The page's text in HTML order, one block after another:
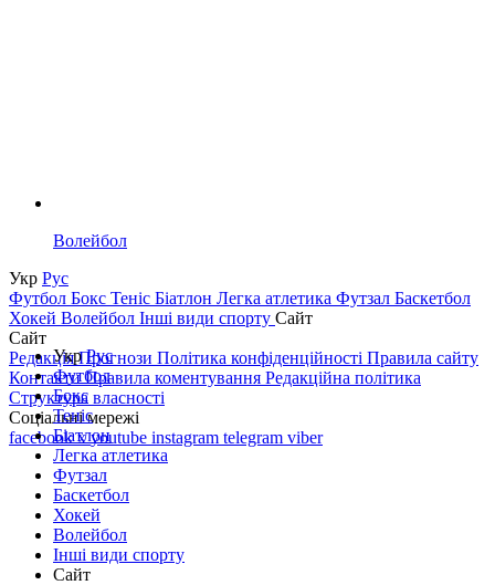
Волейбол
Укр Рус
Футбол Бокс Теніс Біатлон Легка атлетика Футзал Баскетбол
Хокей Волейбол Інші види спорту Сайт
Сайт
РедакціяПрогнози Політика конфіденційності Правила сайту
КонтактиПравила коментування Редакційна політика
Структура власності
Соціальні мережі
facebookxyoutube instagram telegram viber
УкрРус
Футбол
Бокс
Теніс
Біатлон
Легка атлетика
Футзал
Баскетбол
Хокей
Волейбол
Інші види спорту
Сайт